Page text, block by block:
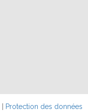
Protection des données